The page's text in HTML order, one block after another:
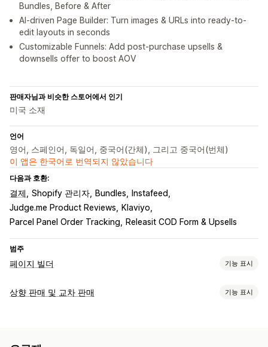
Bundles, Before & After
AI-driven Page Builder: Turn images & URLs into ready-to-
edit layouts in seconds
Customizable Funnels: Add post-purchase upsells &
downsells offer to boost AOV
판매자님과 비슷한 스토어에서 인기
미국 소재
언어
영어, 스페인어, 독일어, 중국어(간체), 그리고 중국어(번체)
이 앱은 한국어로 번역되지 않았습니다
다음과 호환:
결제 Shopify 관리자 Bundles
Instafeed
Judge.me Product Reviews
Klaviyo
Parcel Panel Order Tracking
Releasit COD Form & Upsells
범주
페이지 빌더 기능 표시
페이지 유형
상향 판매 및 교차 판매 기능 표시